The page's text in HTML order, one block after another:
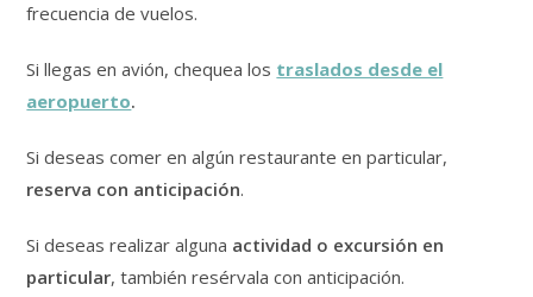
frecuencia de vuelos.
Si llegas en avión, chequea los traslados desde el
aeropuerto.
Si deseas comer en algún restaurante en particular,
reserva con anticipación.
Si deseas realizar alguna actividad o excursión en
particular, también resérvala con anticipación.